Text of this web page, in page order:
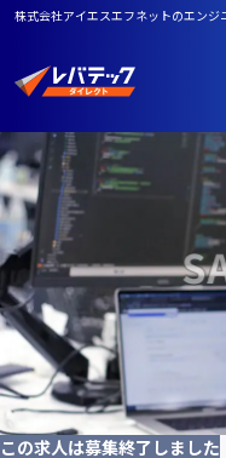
株式会社アイエスエフネットのエン
この求人は募集終了しました